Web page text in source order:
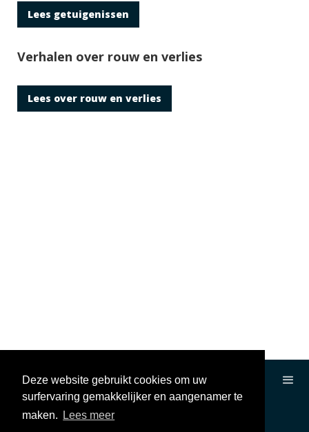
Deze website gebruikt cookies om uw
surfervaring gemakkelijker en aangenamer te
maken.
Lees meer
Lees getuigenissen
Verhalen over rouw en verlies
Lees over rouw en verlies